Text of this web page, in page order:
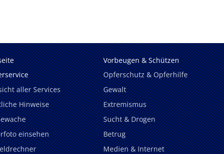
aller Services
Hinweise
einsehen
Vorbeugen & Schützen
Opferschutz & Opferhilfe
Gewalt
Extremismus
Sucht & Drogen
Betrug
Medien & Internet